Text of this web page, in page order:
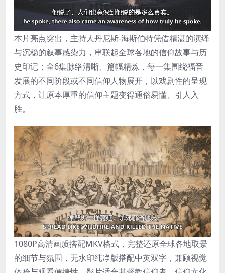
本片亮点突出，主持人丹尼斯-海斯伯特凭借精湛的演绎
与沉稳的叙事感染力，串联起全球各地的信仰故事与历
史印记；全6集脉络清晰、篇幅精炼，每一集围绕福音
发展的不同阶段或不同信仰人物展开，以戏剧性的呈现
方式，让原本厚重的信仰主题变得通俗易懂、引人入
胜。
1080P高清画质搭配MKV格式，完整还原全球各地取景
的细节与氛围，无水印纯净版搭配中英双字，兼顾视觉